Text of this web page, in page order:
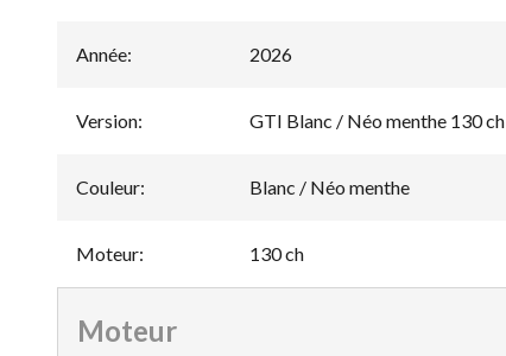
Année: 2026
Version: GTI Blanc / Néo menthe 130 ch
Couleur: Blanc / Néo menthe
Moteur: 130 ch
Moteur